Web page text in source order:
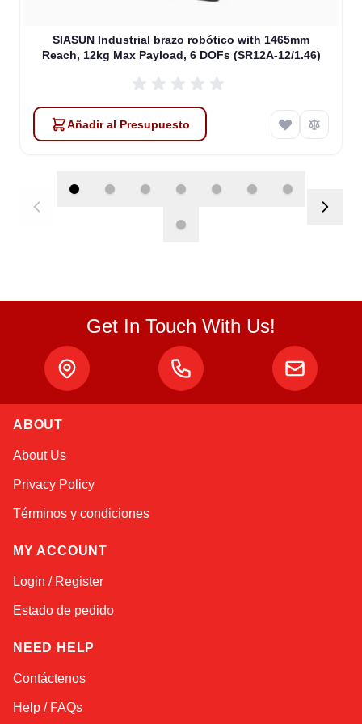
SIASUN Industrial brazo robótico with 1465mm
Reach, 12kg Max Payload, 6 DOFs (SR12A-12/1.46)
Añadir al Presupuesto
Get In Touch With Us!
ABOUT
About Us
Privacy Policy
Términos y condiciones
MY ACCOUNT
Login / Register
Estado de pedido
NEED HELP
Contáctenos
Help / FAQs